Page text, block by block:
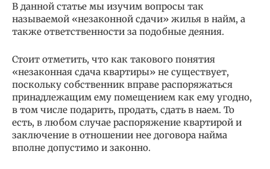
В данной статье мы изучим вопросы так
называемой «незаконной сдачи» жилья в найм, а
также ответственности за подобные деяния.
Стоит отметить, что как такового понятия
«незаконная сдача квартиры» не существует,
поскольку собственник вправе распоряжаться
принадлежащим ему помещением как ему угодно,
в том числе подарить, продать, сдать в наем. То
есть, в любом случае распоряжение квартирой и
заключение в отношении нее договора найма
вполне допустимо и законно.